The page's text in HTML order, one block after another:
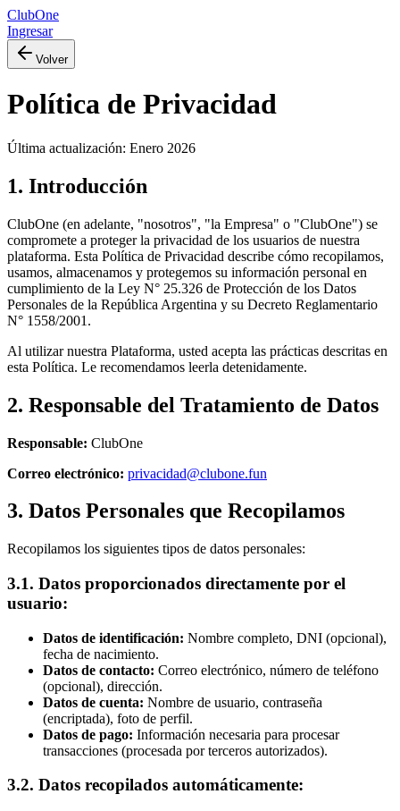
ClubOne
Ingresar
Volver
Política de Privacidad
Última actualización: Enero 2026
1. Introducción
ClubOne (en adelante, "nosotros", "la Empresa" o "ClubOne") se
compromete a proteger la privacidad de los usuarios de nuestra
plataforma. Esta Política de Privacidad describe cómo recopilamos,
usamos, almacenamos y protegemos su información personal en
cumplimiento de la Ley N° 25.326 de Protección de los Datos
Personales de la República Argentina y su Decreto Reglamentario
N° 1558/2001.
Al utilizar nuestra Plataforma, usted acepta las prácticas descritas en
esta Política. Le recomendamos leerla detenidamente.
2. Responsable del Tratamiento de Datos
Responsable: ClubOne
Correo electrónico: privacidad@clubone.fun
3. Datos Personales que Recopilamos
Recopilamos los siguientes tipos de datos personales:
3.1. Datos proporcionados directamente por el
usuario:
Datos de identificación: Nombre completo, DNI (opcional),
fecha de nacimiento.
Datos de contacto: Correo electrónico, número de teléfono
(opcional), dirección.
Datos de cuenta: Nombre de usuario, contraseña
(encriptada), foto de perfil.
Datos de pago: Información necesaria para procesar
transacciones (procesada por terceros autorizados).
3.2. Datos recopilados automáticamente: